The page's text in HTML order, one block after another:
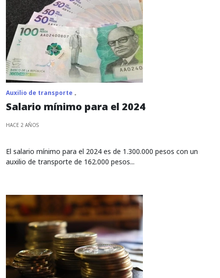
Auxilio de transporte
Salario mínimo para el 2024
HACE 2 AÑOS
El salario mínimo para el 2024 es de 1.300.000 pesos con un
auxilio de transporte de 162.000 pesos...